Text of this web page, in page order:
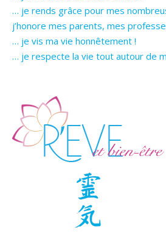
… je rends grâce pour mes
j’honore mes parents, mes
… je vis ma vie honnêtement !
… je respecte la vie tout autour de